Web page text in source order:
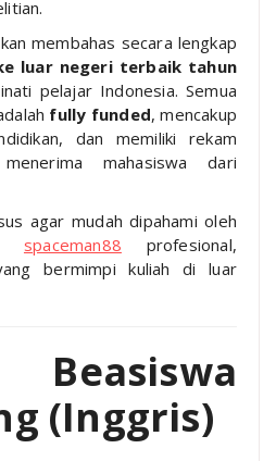
membahas secara lengkap
luar negeri terbaik tahun
pelajar Indonesia. Semua
fully funded, mencakup
dan memiliki rekam
mahasiswa dari
agar mudah dipahami oleh
spaceman88 profesional,
bermimpi kuliah di luar
(Inggris)